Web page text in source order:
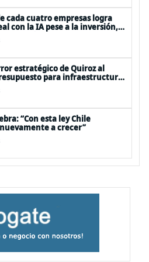
cada cuatro empresas logra
con la IA pese a la inversión,
Económico Mundial
estratégico de Quiroz al
para infraestructura
“Con esta ley Chile
a crecer”